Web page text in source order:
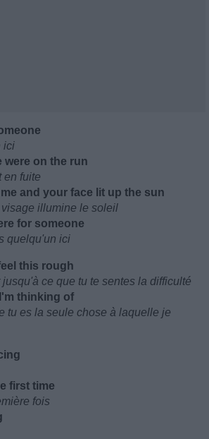
ici
were on the run
en fuite
and your face lit up the sun
visage illumine le soleil
for someone
quelqu'un ici
this rough
ce que tu te sentes la difficulté
thinking of
tu es la seule chose à laquelle je
first time
fois